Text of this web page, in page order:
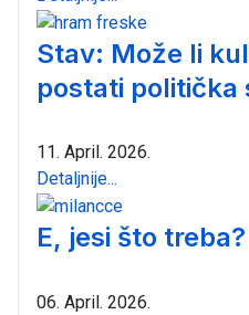
Stav: Može li
postati politička
11. April. 2026.
Detaljnije...
E, jesi što treba?
06. April. 2026.